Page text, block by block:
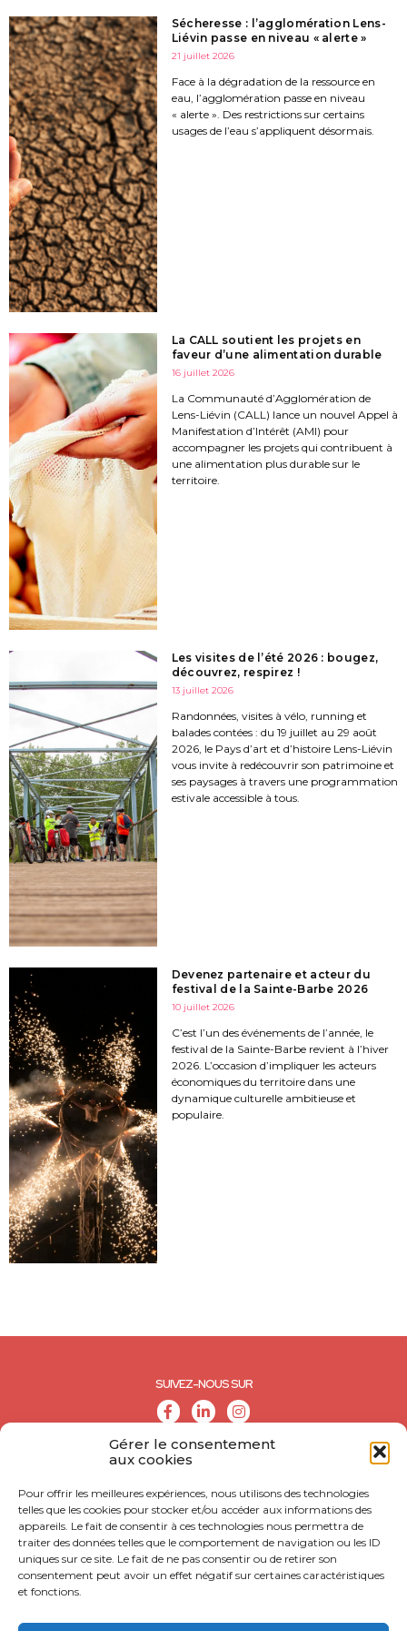
Gérer le consentement
aux cookies
Pour offrir les meilleures expériences, nous utilisons des technologies
telles que les cookies pour stocker et/ou accéder aux informations des
appareils. Le fait de consentir à ces technologies nous permettra de
traiter des données telles que le comportement de navigation ou les ID
uniques sur ce site. Le fait de ne pas consentir ou de retirer son
consentement peut avoir un effet négatif sur certaines caractéristiques
et fonctions.
Sécheresse : l’agglomération Lens-
Liévin passe en niveau « alerte »
21 juillet 2026
Face à la dégradation de la ressource en
eau, l’agglomération passe en niveau
« alerte ». Des restrictions sur certains
usages de l’eau s’appliquent désormais.
La CALL soutient les projets en
faveur d’une alimentation durable
16 juillet 2026
La Communauté d’Agglomération de
Lens-Liévin (CALL) lance un nouvel Appel à
Manifestation d’Intérêt (AMI) pour
accompagner les projets qui contribuent à
une alimentation plus durable sur le
territoire.
Les visites de l’été 2026 : bougez,
découvrez, respirez !
13 juillet 2026
Randonnées, visites à vélo, running et
balades contées : du 19 juillet au 29 août
2026, le Pays d’art et d’histoire Lens-Liévin
vous invite à redécouvrir son patrimoine et
ses paysages à travers une programmation
estivale accessible à tous.
Devenez partenaire et acteur du
festival de la Sainte-Barbe 2026
10 juillet 2026
C’est l’un des événements de l’année, le
festival de la Sainte-Barbe revient à l’hiver
2026. L’occasion d’impliquer les acteurs
économiques du territoire dans une
dynamique culturelle ambitieuse et
populaire.
SUIVEZ-NOUS SUR
CONTACT